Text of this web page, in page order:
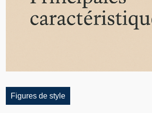
Figures de style